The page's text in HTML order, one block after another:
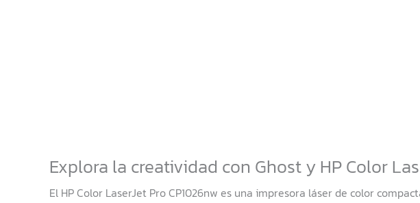
Explora la creatividad con Ghost y HP Color
El HP Color LaserJet Pro CP1026nw es una impresora láser de color